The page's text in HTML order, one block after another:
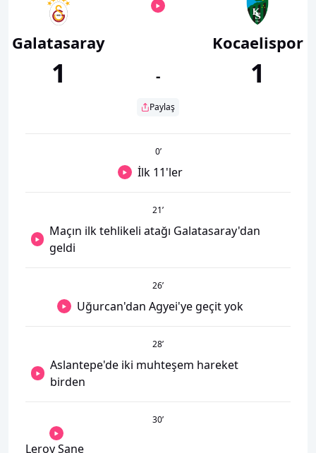
Galatasaray
1 -
Paylaş
Kocaelispor
1
0’
İlk 11'ler
21’
Maçın ilk tehlikeli atağı Galatasaray'dan
geldi
26’
Uğurcan'dan Agyei'ye geçit yok
28’
Aslantepe'de iki muhteşem hareket
birden
30’
Leroy Sane